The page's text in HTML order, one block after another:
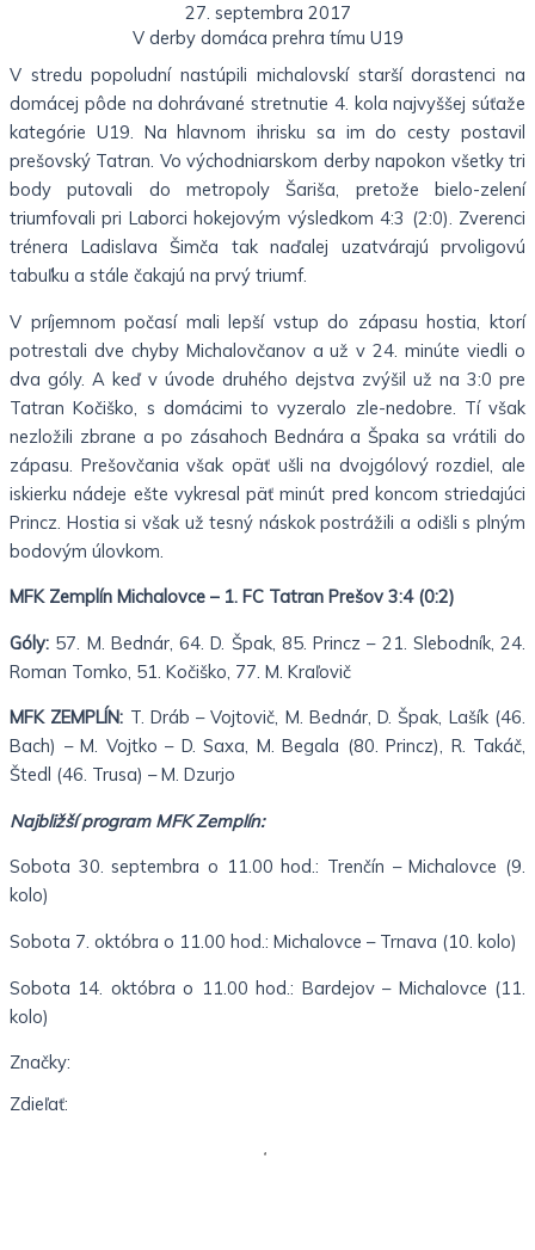
27. septembra 2017
V derby domáca prehra tímu U19
V stredu popoludní nastúpili michalovskí starší dorastenci na
domácej pôde na dohrávané stretnutie 4. kola najvyššej súťaže
kategórie U19. Na hlavnom ihrisku sa im do cesty postavil
prešovský Tatran. Vo východniarskom derby napokon všetky tri
body putovali do metropoly Šariša, pretože bielo-zelení
triumfovali pri Laborci hokejovým výsledkom 4:3 (2:0). Zverenci
trénera Ladislava Šimča tak naďalej uzatvárajú prvoligovú
tabuľku a stále čakajú na prvý triumf.
V príjemnom počasí mali lepší vstup do zápasu hostia, ktorí
potrestali dve chyby Michalovčanov a už v 24. minúte viedli o
dva góly. A keď v úvode druhého dejstva zvýšil už na 3:0 pre
Tatran Kočiško, s domácimi to vyzeralo zle-nedobre. Tí však
nezložili zbrane a po zásahoch Bednára a Špaka sa vrátili do
zápasu. Prešovčania však opäť ušli na dvojgólový rozdiel, ale
iskierku nádeje ešte vykresal päť minút pred koncom striedajúci
Princz. Hostia si však už tesný náskok postrážili a odišli s plným
bodovým úlovkom.
MFK Zemplín Michalovce – 1. FC Tatran Prešov 3:4 (0:2)
Góly: 57. M. Bednár, 64. D. Špak, 85. Princz – 21. Slebodník, 24.
Roman Tomko, 51. Kočiško, 77. M. Kraľovič
MFK ZEMPLÍN: T. Dráb – Vojtovič, M. Bednár, D. Špak, Lašík (46.
Bach) – M. Vojtko – D. Saxa, M. Begala (80. Princz), R. Takáč,
Štedl (46. Trusa) – M. Dzurjo
Najbližší program MFK Zemplín:
Sobota 30. septembra o 11.00 hod.: Trenčín – Michalovce (9.
kolo)
Sobota 7. októbra o 11.00 hod.: Michalovce – Trnava (10. kolo)
Sobota 14. októbra o 11.00 hod.: Bardejov – Michalovce (11.
kolo)
Značky:
Zdieľať: